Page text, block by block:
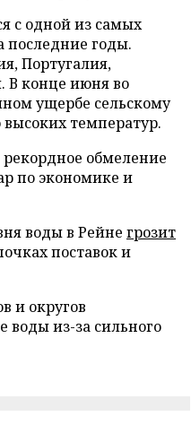
с одной из самых
последние годы.
Португалия,
В конце июня во
ущербе сельскому
высоких температур.
обмеление
по экономике и
воды в Рейне грозит
поставок и
и округов
воды из-за сильного